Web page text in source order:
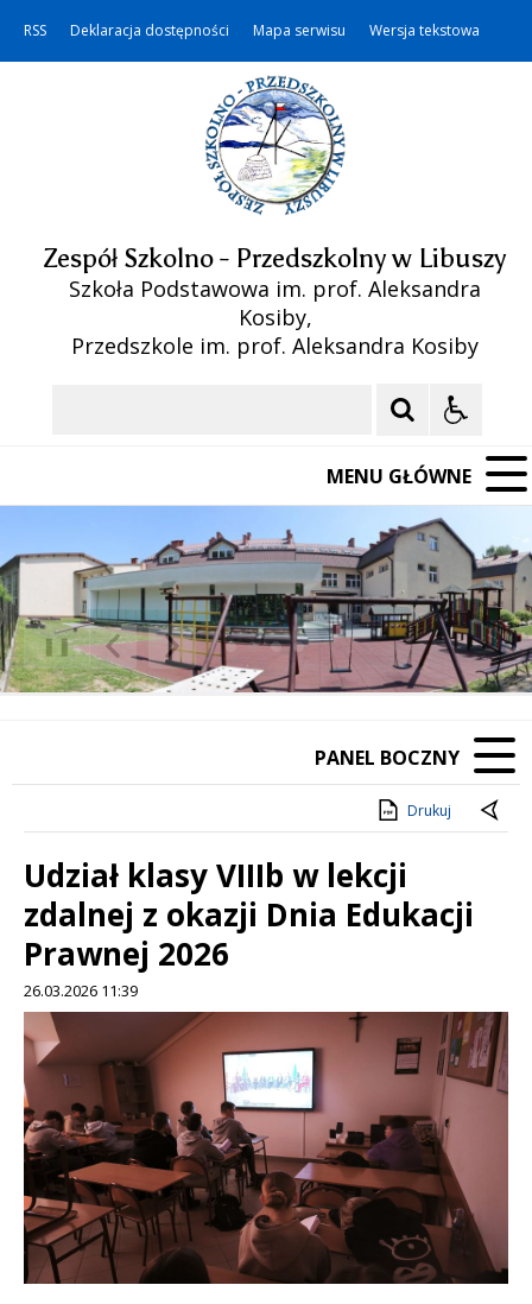
RSS Deklaracja dostępności Mapa serwisu Wersja tekstowa
Zespół Szkolno - Przedszkolny w Libuszy
Szkoła Podstawowa im. prof. Aleksandra
Kosiby,
Przedszkole im. prof. Aleksandra Kosiby
MENU GŁÓWNE
Poprzedni Element
Następny Element
❚❚
PANEL BOCZNY
Drukuj
Udział klasy VIIIb w lekcji
zdalnej z okazji Dnia Edukacji
Prawnej 2026
26.03.2026 11:39